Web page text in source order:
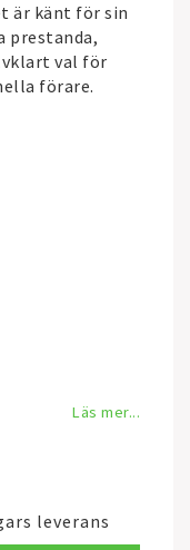
är känt för sin
prestanda,
val för
förare.
Läs mer...
leverans